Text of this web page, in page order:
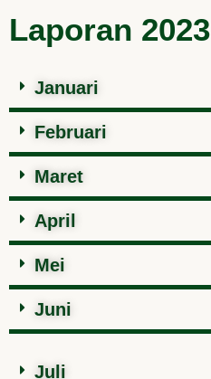
Laporan 2023
Januari
Februari
Maret
April
Mei
Juni
Juli